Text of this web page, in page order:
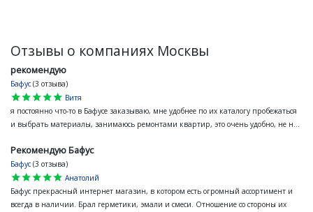
Отзывы о компаниях Москвы
рекомендую
Бафус (3 отзыва)
star
star
star
star
star
Витя
я постоянно что-то в Бафусе заказываю, мне удобнее по их каталогу пробежаться
и выбрать материалы, занимаюсь ремонтами квартир, это очень удобно, не н...
Рекомендую Бафус
Бафус (3 отзыва)
star
star
star
star
star
Анатолий
Бафус прекрасный интернет магазин, в котором есть огромный ассортимент и
всегда в наличии. Брал герметики, эмали и смеси. Отношение со стороны их